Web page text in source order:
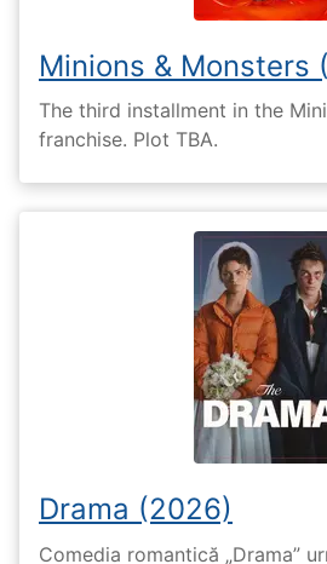
Minions & Monsters
The third installment in the
franchise. Plot TBA.
Drama (2026)
Comedia romantică „Drama”